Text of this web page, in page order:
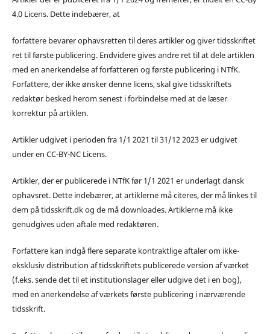
4.0 Licens. Dette indebærer, at
forfattere bevarer ophavsretten til deres artikler og giver tidsskriftet
ret til første publicering. Endvidere gives andre ret til at dele artiklen
med en anerkendelse af forfatteren og første publicering i NTfK.
Forfattere, der ikke ønsker denne licens, skal give tidsskriftets
redaktør besked herom senest i forbindelse med at de læser
korrektur på artiklen.
Artikler udgivet i perioden fra 1/1 2021 til 31/12 2023 er udgivet
under en CC-BY-NC Licens.
Artikler, der er publicerede i NTfK før 1/1 2021 er underlagt dansk
ophavsret. Dette indebærer, at artiklerne må citeres, der må linkes til
dem på tidsskrift.dk og de må downloades. Artiklerne må ikke
genudgives uden aftale med redaktøren.
Forfattere kan indgå flere separate kontraktlige aftaler om ikke-
eksklusiv distribution af tidsskriftets publicerede version af værket
(f.eks. sende det til et institutionslager eller udgive det i en bog),
med en anerkendelse af værkets første publicering i nærværende
tidsskrift.